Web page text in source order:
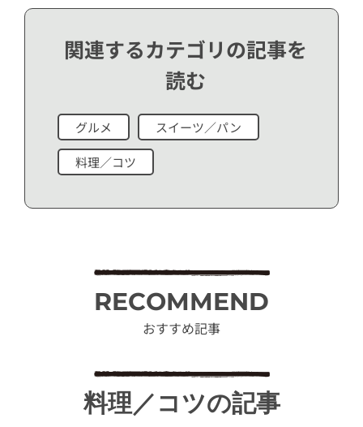
関連するカテゴリの記事を
読む
グルメ スイーツ／パン
料理／コツ
RECOMMEND
おすすめ記事
料理／コツの記事